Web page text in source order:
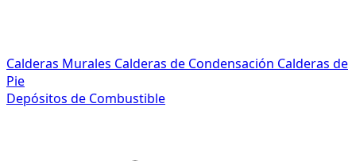
Calderas Murales Calderas de Condensación Calderas de
Pie
Depósitos de Combustible